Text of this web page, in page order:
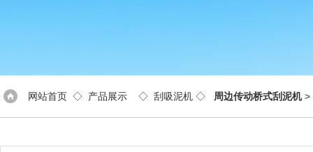
网站首页 ◇ 产品展示 ◇ 刮吸泥机 ◇ 周边传动桥式刮泥机>